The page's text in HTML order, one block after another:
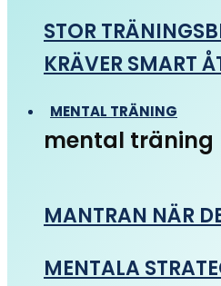
STOR
KRÄVER SMART
MENTAL TRÄNING
mental träning
MANTRAN NÄR
MENTALA